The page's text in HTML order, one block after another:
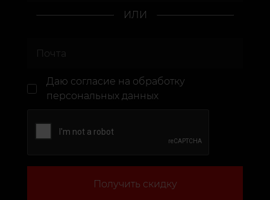
ИЛИ
Даю согласие на обработку
персональных данных
Получить скидку